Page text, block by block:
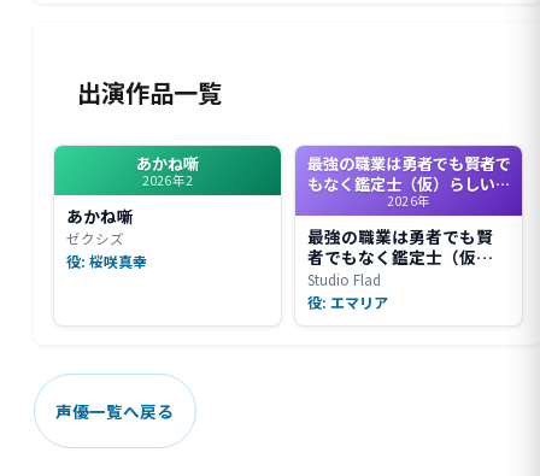
出演作品一覧
あかね噺
2026年2
あかね噺
ゼクシズ
役: 桜咲真幸
最強の職業は勇者でも賢者で
もなく鑑定士（仮）らしいで
すよ？
2026年
最強の職業は勇者でも賢
者でもなく鑑定士（仮）
らしいですよ？
Studio Flad
役: エマリア
声優一覧へ戻る